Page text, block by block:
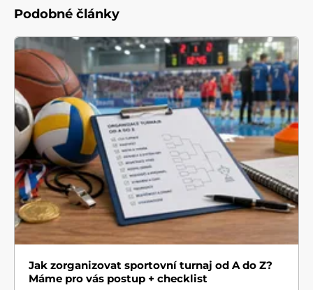
Podobné články
Jak zorganizovat sportovní turnaj od A do Z?
Máme pro vás postup + checklist